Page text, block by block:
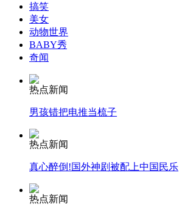
外交部：反对强权政治霸凌主义
外交部：有关国家言论片面不公正
安徽一实载49人客车翻车
搞笑
美女
动物世界
BABY秀
奇闻
热点新闻
男孩错把电推当梳子
热点新闻
真心醉倒!国外神剧被配上中国民乐
热点新闻